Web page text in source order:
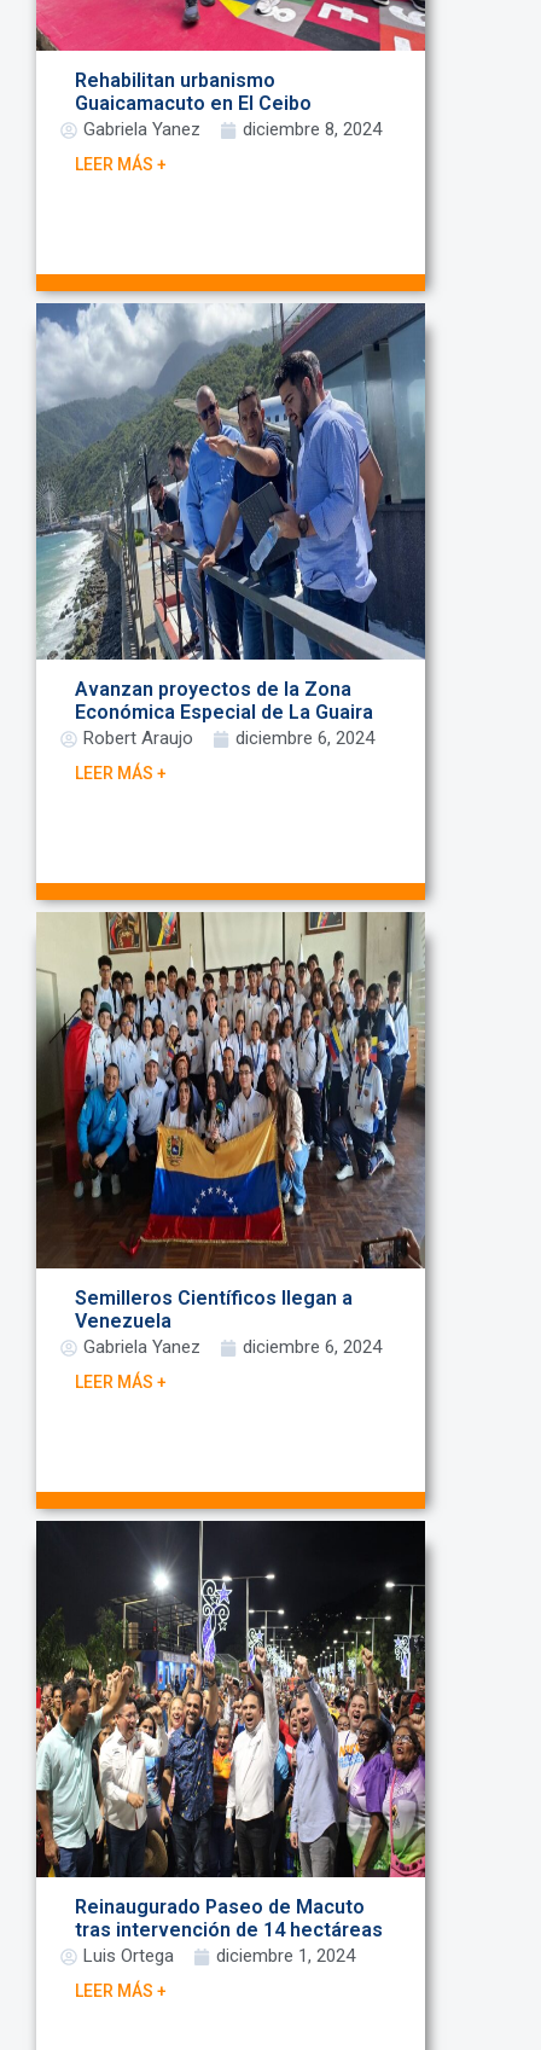
Rehabilitan urbanismo
Guaicamacuto en El Ceibo
Gabriela Yanez diciembre 8, 2024
LEER MÁS +
Avanzan proyectos de la Zona
Económica Especial de La Guaira
Robert Araujo diciembre 6, 2024
LEER MÁS +
Semilleros Científicos llegan a
Venezuela
Gabriela Yanez diciembre 6, 2024
LEER MÁS +
Reinaugurado Paseo de Macuto
tras intervención de 14 hectáreas
Luis Ortega diciembre 1, 2024
LEER MÁS +